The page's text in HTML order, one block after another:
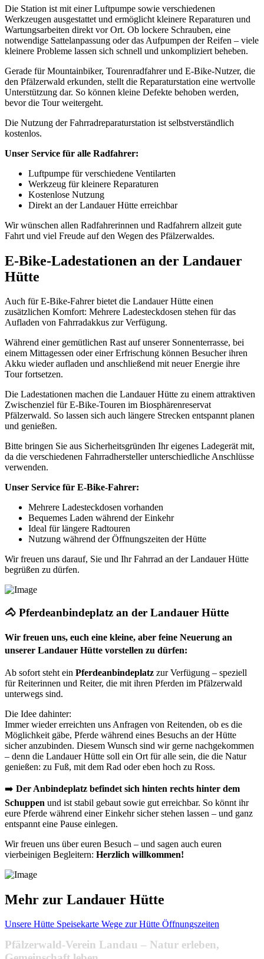
Die Station ist mit einer Luftpumpe sowie verschiedenen
Werkzeugen ausgestattet und ermöglicht kleinere Reparaturen und
Wartungsarbeiten direkt vor Ort. Ob lockere Schrauben, eine
notwendige Sattelanpassung oder das Aufpumpen der Reifen – viele
kleinere Probleme lassen sich schnell und unkompliziert beheben.
Gerade für Mountainbiker, Tourenradfahrer und E-Bike-Nutzer, die
den Pfälzerwald erkunden, stellt die Reparaturstation eine wertvolle
Unterstützung dar. So können kleine Defekte behoben werden,
bevor die Tour weitergeht.
Die Nutzung der Fahrradreparaturstation ist selbstverständlich
kostenlos.
Unser Service für alle Radfahrer:
Luftpumpe für verschiedene Ventilarten
Werkzeug für kleinere Reparaturen
Kostenlose Nutzung
Direkt an der Landauer Hütte erreichbar
Wir wünschen allen Radfahrerinnen und Radfahrern allzeit gute
Fahrt und viel Freude auf den Wegen des Pfälzerwaldes.
E-Bike-Ladestationen an der Landauer
Hütte
Auch für E-Bike-Fahrer bietet die Landauer Hütte einen
zusätzlichen Komfort: Mehrere Ladesteckdosen stehen für das
Aufladen von Fahrradakkus zur Verfügung.
Während einer gemütlichen Rast auf unserer Sonnenterrasse, bei
einem Mittagessen oder einer Erfrischung können Besucher ihren
Akku wieder aufladen und anschließend mit neuer Energie ihre
Tour fortsetzen.
Die Ladestationen machen die Landauer Hütte zu einem attraktiven
Zwischenziel für E-Bike-Touren im Biosphärenreservat
Pfälzerwald. So lassen sich auch längere Strecken entspannt planen
und genießen.
Bitte bringen Sie aus Sicherheitsgründen Ihr eigenes Ladegerät mit,
da die verschiedenen Fahrradhersteller unterschiedliche Anschlüsse
verwenden.
Unser Service für E-Bike-Fahrer:
Mehrere Ladesteckdosen vorhanden
Bequemes Laden während der Einkehr
Ideal für längere Radtouren
Nutzung während der Öffnungszeiten der Hütte
Wir freuen uns darauf, Sie und Ihr Fahrrad an der Landauer Hütte
begrüßen zu dürfen.
🐴 Pferdeanbindeplatz an der Landauer Hütte
Wir freuen uns, euch eine kleine, aber feine Neuerung an
unserer Landauer Hütte vorstellen zu dürfen:
Ab sofort steht ein Pferdeanbindeplatz zur Verfügung – speziell
für Reiterinnen und Reiter, die mit ihren Pferden im Pfälzerwald
unterwegs sind.
Die Idee dahinter:
Immer wieder erreichten uns Anfragen von Reitenden, ob es die
Möglichkeit gäbe, Pferde während eines Besuchs an der Hütte
sicher anzubinden. Diesem Wunsch sind wir gerne nachgekommen
– denn die Landauer Hütte soll ein Ort für alle sein, die die Natur
genießen: zu Fuß, mit dem Rad oder eben hoch zu Ross.
➡️ Der Anbindeplatz befindet sich hinten rechts hinter dem
Schuppen und ist stabil gebaut sowie gut erreichbar. So könnt ihr
eure Pferde während einer Einkehr sicher stehen lassen – und ganz
entspannt eine Pause einlegen.
Wir freuen uns über euren Besuch – und sagen auch euren
vierbeinigen Begleitern: Herzlich willkommen!
Mehr zur Landauer Hütte
Unsere Hütte Speisekarte Wege zur Hütte Öffnungszeiten
Pfälzerwald-Verein Landau – Natur erleben,